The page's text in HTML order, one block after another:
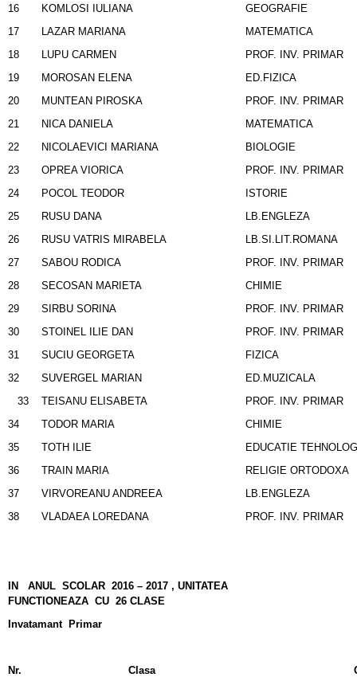
16
KOMLOSI IULIANA
GEOGRAFIE
17
LAZAR MARIANA
MATEMATICA
18
LUPU CARMEN
PROF. INV. PRIMAR
19
MOROSAN ELENA
ED.FIZICA
20
MUNTEAN PIROSKA
PROF. INV. PRIMAR
21
NICA DANIELA
MATEMATICA
22
NICOLAEVICI MARIANA
BIOLOGIE
23
OPREA VIORICA
PROF. INV. PRIMAR
24
POCOL TEODOR
ISTORIE
25
RUSU DANA
LB.ENGLEZA
26
RUSU VATRIS MIRABELA
LB.SI.LIT.ROMANA
27
SABOU RODICA
PROF. INV. PRIMAR
28
SECOSAN MARIETA
CHIMIE
29
SIRBU SORINA
PROF. INV. PRIMAR
30
STOINEL ILIE DAN
PROF. INV. PRIMAR
31
SUCIU GEORGETA
FIZICA
32
SUVERGEL MARIAN
ED.MUZICALA
33
TEISANU ELISABETA
PROF. INV. PRIMAR
34
TODOR MARIA
CHIMIE
35
TOTH ILIE
EDUCATIE
36
TRAIN MARIA
RELIGIE ORTODOXA
37
VIRVOREANU ANDREEA
LB.ENGLEZA
38
VLADAEA LOREDANA PROF. INV. PRIMAR
IN ANUL SCOLAR 2016 – 2017 , UNITATEA
FUNCTIONEAZA CU 26 CLASE
Invatamant Primar
Nr. Clasa